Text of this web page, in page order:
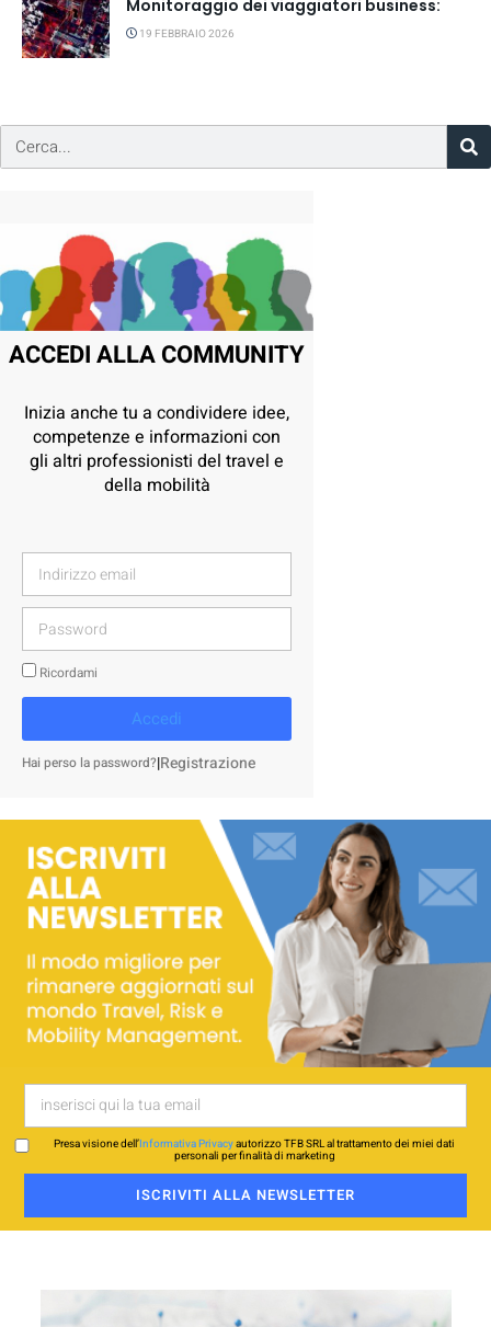
Monitoraggio dei viaggiatori business:
19 FEBBRAIO 2026
ACCEDI ALLA COMMUNITY
Inizia anche tu a condividere idee,
competenze e informazioni con
gli altri professionisti del travel e
della mobilità
Ricordami
Accedi
Hai perso la password?|Registrazione
Presa visione dell’Informativa Privacyautorizzo TFB SRL al trattamento dei miei dati
personali per finalità di marketing
ISCRIVITI ALLA NEWSLETTER